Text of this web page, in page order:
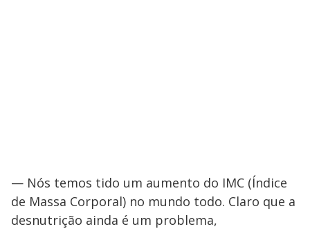
— Nós temos tido um aumento do IMC (Índice
de Massa Corporal) no mundo todo. Claro que a
desnutrição ainda é um problema,